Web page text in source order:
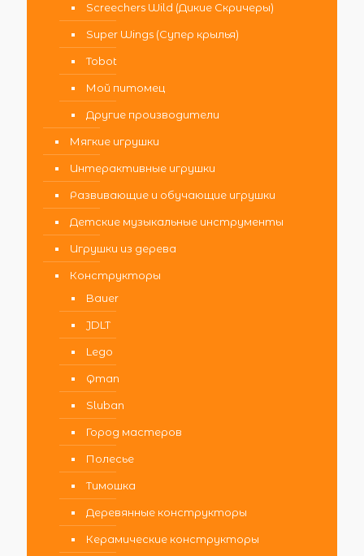
Screechers Wild (Дикие Скричеры)
Super Wings (Супер крылья)
Tobot
Мой питомец
Другие производители
Мягкие игрушки
Интерактивные игрушки
Развивающие и обучающие игрушки
Детские музыкальные инструменты
Игрушки из дерева
Конструкторы
Bauer
JDLT
Lego
Qman
Sluban
Город мастеров
Полесье
Тимошка
Деревянные конструкторы
Керамические конструкторы